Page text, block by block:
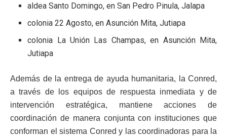
aldea Santo Domingo, en San Pedro Pinula, Jalapa
colonia 22 Agosto, en Asunción Mita, Jutiapa
colonia La Unión Las Champas, en Asunción Mita,
Jutiapa
Además de la entrega de ayuda humanitaria, la Conred,
a través de los equipos de respuesta inmediata y de
intervención estratégica, mantiene acciones de
coordinación de manera conjunta con instituciones que
conforman el sistema Conred y las coordinadoras para la